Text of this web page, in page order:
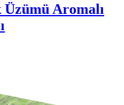
Aromalı